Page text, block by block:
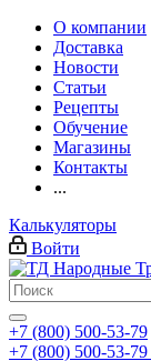
О компании
Доставка
Новости
Статьи
Рецепты
Обучение
Магазины
Контакты
...
Калькуляторы
Войти
+7 (800) 500-53-79
+7 (800) 500-53-79